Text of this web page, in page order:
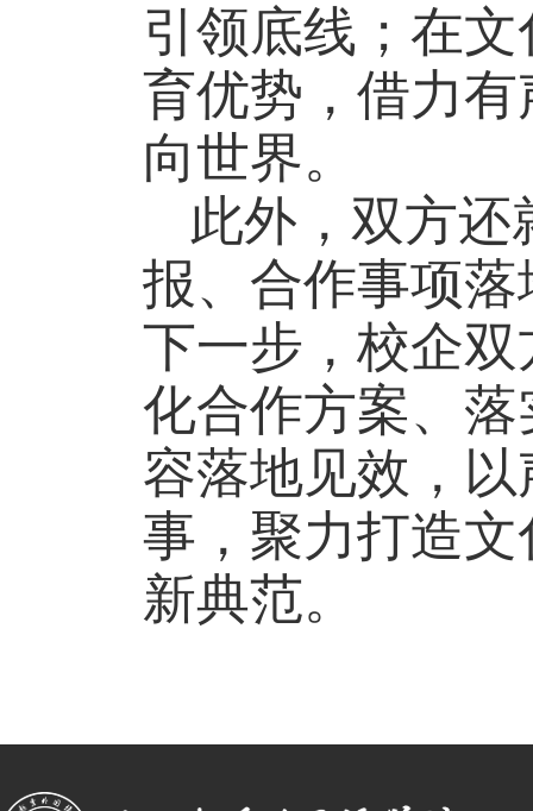
引领底线；在
育优势，借力
向世界。
此外，双方还
报、合作事项
下一步，校企
化合作方案、
容落地见效，
事，聚力打造
新典范。